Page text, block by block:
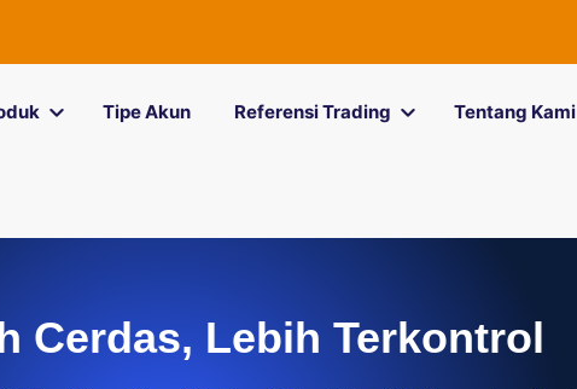
Tipe Akun Referensi Trading Tentang Kami
Cerdas, Lebih Terkontrol